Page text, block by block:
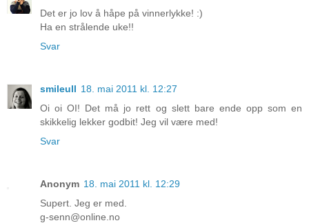
Det er jo lov å håpe på vinnerlykke! :)
Ha en strålende uke!!
Svar
smileull 18. mai 2011 kl. 12:27
Oi oi OI! Det må jo rett og slett bare ende opp som en
skikkelig lekker godbit! Jeg vil være med!
Svar
Anonym 18. mai 2011 kl. 12:29
Supert. Jeg er med.
g-senn@online.no